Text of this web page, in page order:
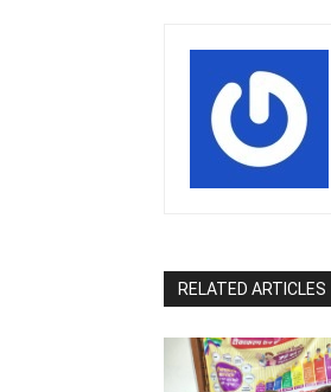
RELATED ARTICLES